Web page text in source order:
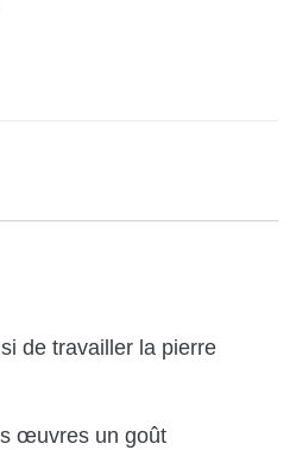
de travailler la pierre
œuvres un goût